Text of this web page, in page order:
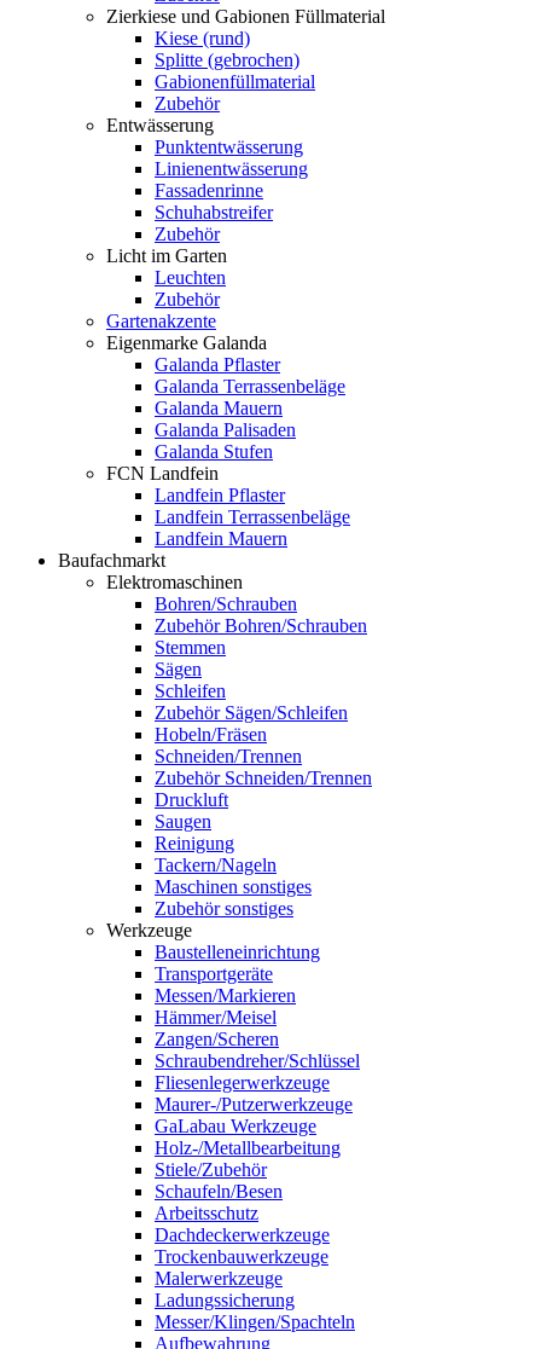
Zierkiese und Gabionen Füllmaterial
Kiese (rund)
Splitte (gebrochen)
Gabionenfüllmaterial
Zubehör
Entwässerung
Punktentwässerung
Linienentwässerung
Fassadenrinne
Schuhabstreifer
Zubehör
Licht im Garten
Leuchten
Zubehör
Gartenakzente
Eigenmarke Galanda
Galanda Pflaster
Galanda Terrassenbeläge
Galanda Mauern
Galanda Palisaden
Galanda Stufen
FCN Landfein
Landfein Pflaster
Landfein Terrassenbeläge
Landfein Mauern
Baufachmarkt
Elektromaschinen
Bohren/Schrauben
Zubehör Bohren/Schrauben
Stemmen
Sägen
Schleifen
Zubehör Sägen/Schleifen
Hobeln/Fräsen
Schneiden/Trennen
Zubehör Schneiden/Trennen
Druckluft
Saugen
Reinigung
Tackern/Nageln
Maschinen sonstiges
Zubehör sonstiges
Werkzeuge
Baustelleneinrichtung
Transportgeräte
Messen/Markieren
Hämmer/Meisel
Zangen/Scheren
Schraubendreher/Schlüssel
Fliesenlegerwerkzeuge
Maurer-/Putzerwerkzeuge
GaLabau Werkzeuge
Holz-/Metallbearbeitung
Stiele/Zubehör
Schaufeln/Besen
Arbeitsschutz
Dachdeckerwerkzeuge
Trockenbauwerkzeuge
Malerwerkzeuge
Ladungssicherung
Messer/Klingen/Spachteln
Aufbewahrung